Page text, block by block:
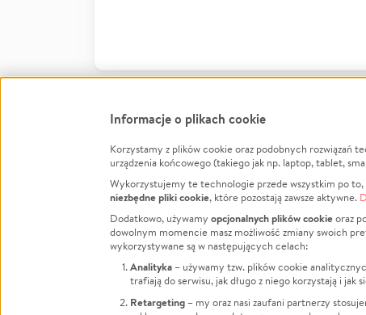
FacebookTwitter Instagram
LinkedInTikTok Youtube
Jak to
Kontakt
Informacje o plikach cookie
Korzystamy z plików cookie oraz podobnych rozwiązań
urządzenia końcowego (takiego jak np. laptop, tablet,
Wykorzystujemy te technologie przede wszystkim po to,
niezbędne pliki cookie, które pozostają zawsze aktywne.
Dodatkowo, używamy opcjonalnych plików cookieoraz
dowolnym momencie masz możliwość zmiany swoich
wykorzystywane są w następujących celach:
Analityka – używamy tzw. plików cookie
trafiają do serwisu, jak długo z niego korzystają i jak
Retargeting – my oraz nasi zaufani partnerzy